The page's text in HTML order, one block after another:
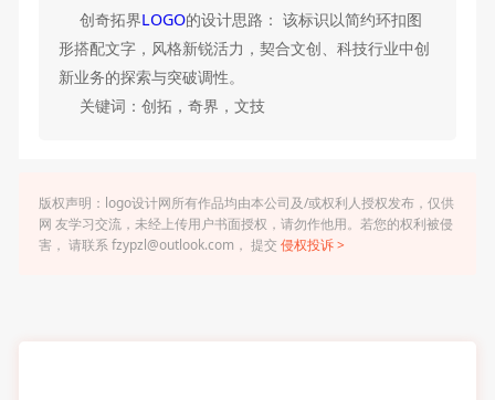
创奇拓界LOGO的设计思路： 该标识以简约环扣图
形搭配文字，风格新锐活力，契合文创、科技行业中创
新业务的探索与突破调性。
关键词：创拓，奇界，文技
版权声明：logo设计网所有作品均由本公司及/或权利人授权发布，仅供
网 友学习交流，未经上传用户书面授权，请勿作他用。若您的权利被侵
害， 请联系 fzypzl@outlook.com， 提交 侵权投诉 >